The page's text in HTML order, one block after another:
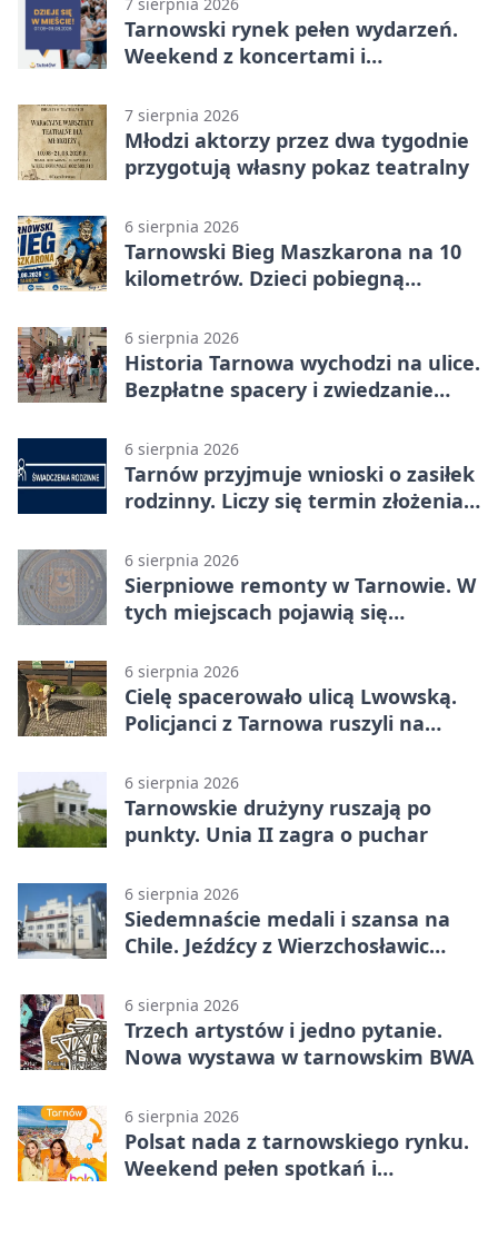
7 sierpnia 2026
Tarnowski rynek pełen wydarzeń.
Weekend z koncertami i
7 sierpnia 2026
Młodzi aktorzy przez dwa tygodnie
przygotują własny pokaz teatralny
6 sierpnia 2026
Tarnowski Bieg Maszkarona na 10
kilometrów. Dzieci pobiegną
6 sierpnia 2026
Historia Tarnowa wychodzi na ulice.
Bezpłatne spacery i zwiedzanie
6 sierpnia 2026
Tarnów przyjmuje wnioski o zasiłek
rodzinny. Liczy się termin złożenia
6 sierpnia 2026
Sierpniowe remonty w Tarnowie. W
tych miejscach pojawią się
6 sierpnia 2026
Cielę spacerowało ulicą Lwowską.
Policjanci z Tarnowa ruszyli na
6 sierpnia 2026
Tarnowskie drużyny ruszają po
punkty. Unia II zagra o puchar
6 sierpnia 2026
Siedemnaście medali i szansa na
Chile. Jeźdźcy z Wierzchosławic
6 sierpnia 2026
Trzech artystów i jedno pytanie.
Nowa wystawa w tarnowskim BWA
6 sierpnia 2026
Polsat nada z tarnowskiego rynku.
Weekend pełen spotkań i